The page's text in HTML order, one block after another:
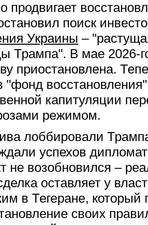
продвигает
поиск
Украины –
Трампа". В мае 2026-
приостановлена.
"фонд
капитуляции
режимом.
лоббировали
успехов
не возобновился –
оставляет у
в Тегеране, который
своих